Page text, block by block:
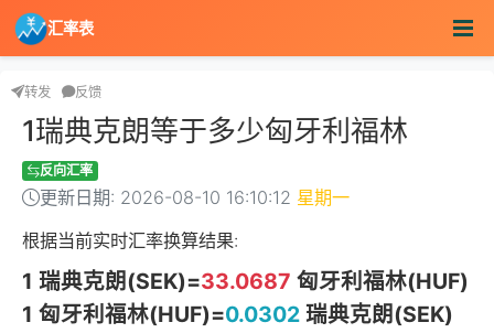
汇率表
转发 反馈
1瑞典克朗等于多少匈牙利福林
反向汇率
更新日期: 2026-08-10 16:10:12 星期一
根据当前实时汇率换算结果:
1 瑞典克朗(SEK)=33.0687 匈牙利福林(HUF)
1 匈牙利福林(HUF)=0.0302瑞典克朗(SEK)